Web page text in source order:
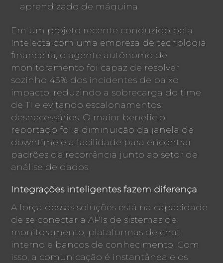
aprendizado de máquina
Em um projeto recente conduzido pela
Intelecta com uma empresa de tecnologia
financeira, o agente autônomo de
monitoramento foi capaz de resolver
sozinho 45% dos incidentes de baixo
impacto, reduzindo a sobrecarga do time
de TI e evitando escalonamentos
desnecessários. O maior benefício
reportado foi a diminuição da janela de
downtime e a facilidade para encontrar
padrões de recorrência junto ao setor de
análise de dados.
Integrações inteligentes fazem diferença
A força dessas soluções está na capacidade
de se conectar a APIs de sistemas de
monitoramento, plataformas de chat
interno e bancos de conhecimento. Com
isso, a comunicação é instantânea e os